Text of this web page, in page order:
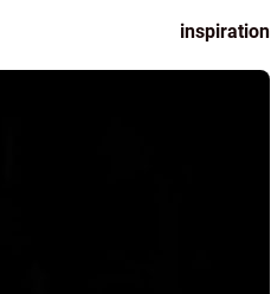
inspiration